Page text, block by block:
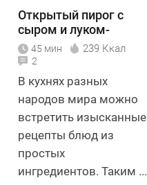
Открытый пирог с
сыром и луком-
пореем
45 мин 239 Ккал
2
В кухнях разных
народов мира можно
встретить изысканные
рецепты блюд из
простых
ингредиентов. Таким ...